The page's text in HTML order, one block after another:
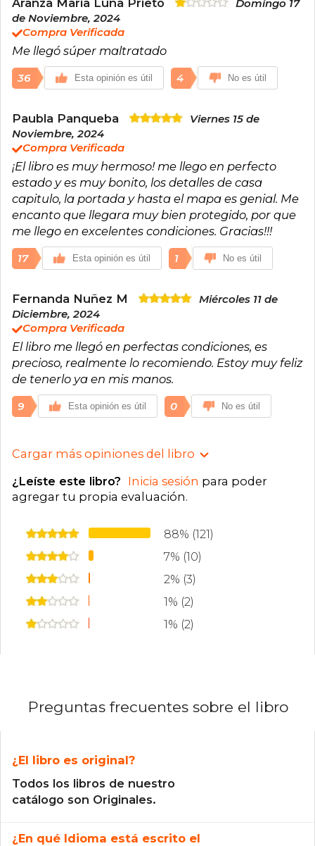
Aranza Maria Luna Prieto
Domingo 17
de Noviembre, 2024
Compra Verificada
Me llegó súper maltratado
36 Esta opinión es útil 4 No es útil
Paubla Panqueba
Viernes 15 de
Noviembre, 2024
Compra Verificada
¡El libro es muy hermoso! me llego en perfecto
estado y es muy bonito, los detalles de casa
capitulo, la portada y hasta el mapa es genial. Me
encanto que llegara muy bien protegido, por que
me llego en excelentes condiciones. Gracias!!!
17 Esta opinión es útil 1 No es útil
Fernanda Nuñez M
Miércoles 11 de
Diciembre, 2024
Compra Verificada
El libro me llegó en perfectas condiciones, es
precioso, realmente lo recomiendo. Estoy muy feliz
de tenerlo ya en mis manos.
9 Esta opinión es útil 0 No es útil
Cargar más opiniones del libro
¿Leíste este libro? Inicia sesión para poder
agregar tu propia evaluación.
88% (121)
7% (10)
2% (3)
1% (2)
1% (2)
Preguntas frecuentes sobre el libro
¿El libro es original?
Todos los libros de nuestro
catálogo son Originales.
¿En qué Idioma está escrito el